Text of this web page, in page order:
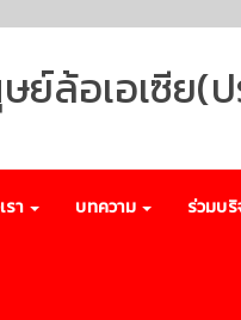
ล้อเอเซีย(ป
รา บทความ ร่วมบ